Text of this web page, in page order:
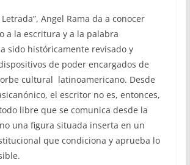
Letrada”, Angel Rama da a conocer
a la escritura y a la palabra
sido históricamente revisado y
de poder encargados de
orbe cultural latinoamericano. Desde
el escritor no es, entonces,
libre que se comunica desde la
una figura situada inserta en un
que condiciona y aprueba lo